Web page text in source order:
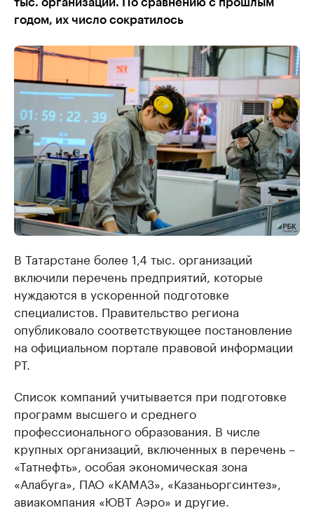
тыс. организаций. По сравнению с прошлым
годом, их число сократилось
В Татарстане более 1,4 тыс. организаций
включили перечень предприятий, которые
нуждаются в ускоренной подготовке
специалистов. Правительство региона
опубликовало соответствующее постановление
на официальном портале правовой информации
РТ.
Список компаний учитывается при подготовке
программ высшего и среднего
профессионального образования. В числе
крупных организаций, включенных в перечень –
«Татнефть», особая экономическая зона
«Алабуга», ПАО «КАМАЗ», «Казаньоргсинтез»,
авиакомпания «ЮВТ Аэро» и другие.